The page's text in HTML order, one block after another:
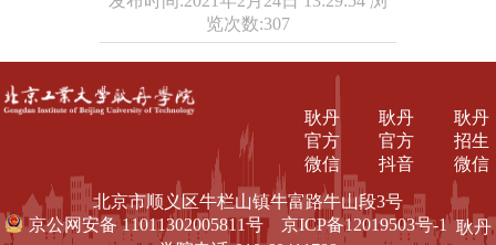
览次数:307
耿丹
招生
微信
耿丹
官方
抖音
耿丹
官方
微信
北京市顺义区牛栏山镇牛富路牛山段3号
京公网安备 11011302005811号
京ICP备12019503号-1耿丹